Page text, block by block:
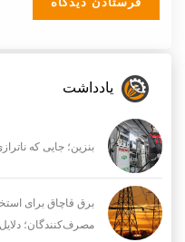
یادداشت
بنزین؛ جایی که
برق قاچاق برای
مصرف‌کنندگان؛ دلایل